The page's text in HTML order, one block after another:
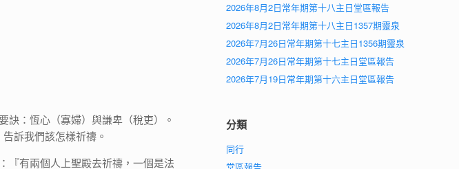
訣：恆心（寡婦）與謙卑（稅吏）。
訴我們該怎樣祈禱。
『有兩個人上聖殿去祈禱，一個是法
2026年8月2日常年期第十八主日堂區報告
2026年8月2日常年期第十八主日1357期靈泉
2026年7月26日常年期第十七主日1356期靈泉
2026年7月26日常年期第十七主日堂區報告
2026年7月19日常年期第十六主日堂區報告
分類
同行